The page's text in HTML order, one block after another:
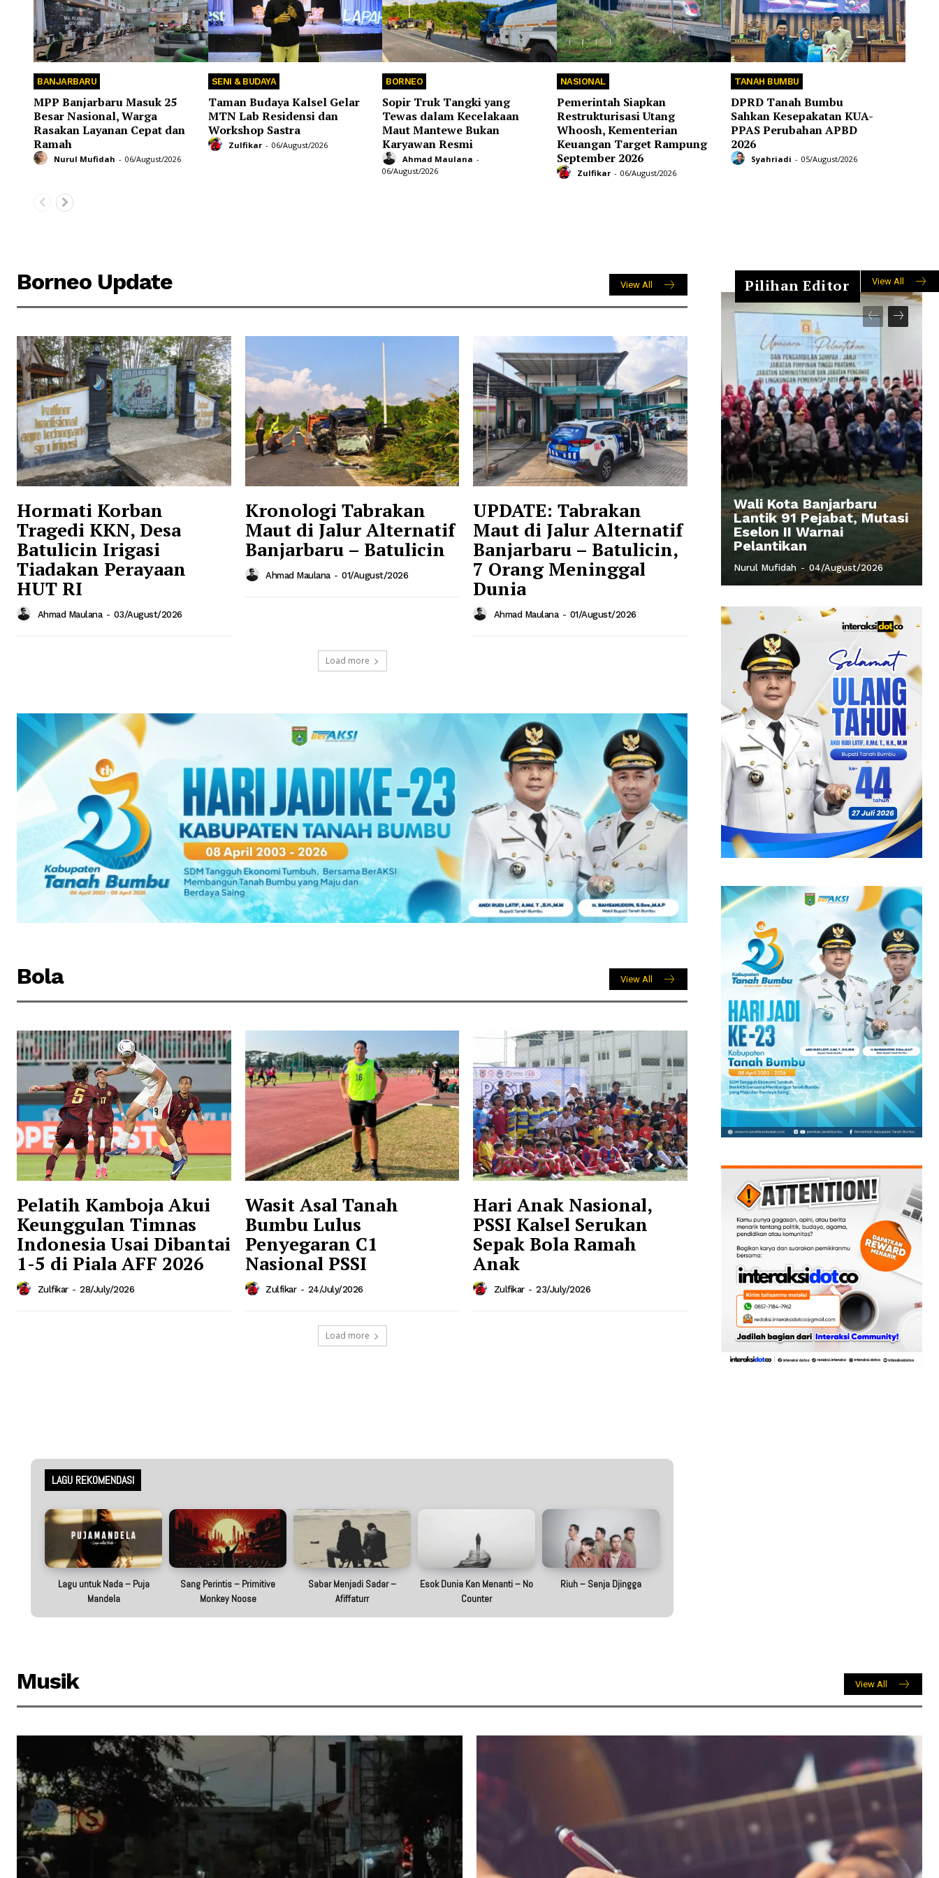
BANJARBARU
MPP Banjarbaru Masuk 25
Besar Nasional, Warga
Rasakan Layanan Cepat dan
Ramah
Nurul Mufidah - 06/August/2026
SENI & BUDAYA
Taman Budaya Kalsel Gelar
MTN Lab Residensi dan
Workshop Sastra
Zulfikar - 06/August/2026
BORNEO
Sopir Truk Tangki yang
Tewas dalam Kecelakaan
Maut Mantewe Bukan
Karyawan Resmi
Ahmad Maulana -
06/August/2026
NASIONAL
Pemerintah Siapkan
Restrukturisasi Utang
Whoosh, Kementerian
Keuangan Target Rampung
September 2026
Zulfikar - 06/August/2026
TANAH BUMBU
DPRD Tanah Bumbu
Sahkan Kesepakatan KUA-
PPAS Perubahan APBD
2026
Syahriadi - 05/August/2026
Borneo Update View All
Hormati Korban
Tragedi KKN, Desa
Batulicin Irigasi
Tiadakan Perayaan
HUT RI
Ahmad Maulana - 03/August/2026
Kronologi Tabrakan
Maut di Jalur Alternatif
Banjarbaru – Batulicin
Ahmad Maulana - 01/August/2026
UPDATE: Tabrakan
Maut di Jalur Alternatif
Banjarbaru – Batulicin,
7 Orang Meninggal
Dunia
Ahmad Maulana - 01/August/2026
Load more
Bola View All
Pelatih Kamboja Akui
Keunggulan Timnas
Indonesia Usai Dibantai
1-5 di Piala AFF 2026
Zulfikar - 28/July/2026
Wasit Asal Tanah
Bumbu Lulus
Penyegaran C1
Nasional PSSI
Zulfikar - 24/July/2026
Hari Anak Nasional,
PSSI Kalsel Serukan
Sepak Bola Ramah
Anak
Zulfikar - 23/July/2026
Load more
LAGU REKOMENDASI
Lagu untuk Nada – Puja
Mandela
Sang Perintis – Primitive
Monkey Noose
Sabar Menjadi Sadar –
Afiffaturr
Esok Dunia Kan Menanti – No
Counter
Riuh – Senja Djingga
Pilihan Editor View All
Wali Kota Banjarbaru
Lantik 91 Pejabat, Mutasi
Eselon II Warnai
Pelantikan
Nurul Mufidah - 04/August/2026
Musik View All